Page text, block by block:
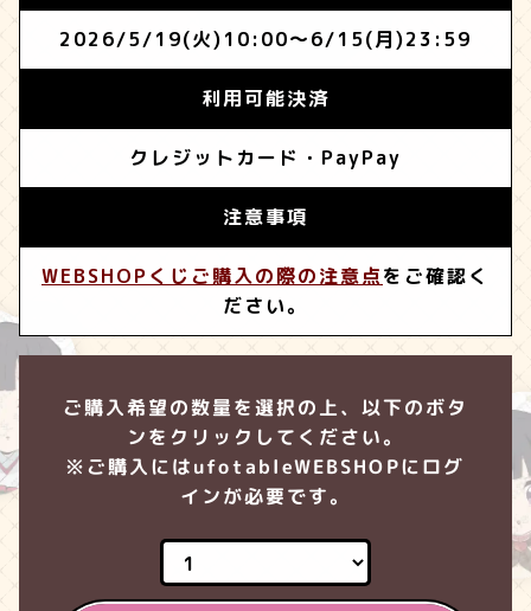
2026/5/19(火)10:00～6/15(月)23:59
利用可能決済
クレジットカード・PayPay
注意事項
WEBSHOPくじご購入の際の注意点をご確認く
ださい。
ご購入希望の数量を選択の上、以下のボタ
ンをクリックしてください。
※ご購入にはufotableWEBSHOPにログ
インが必要です。